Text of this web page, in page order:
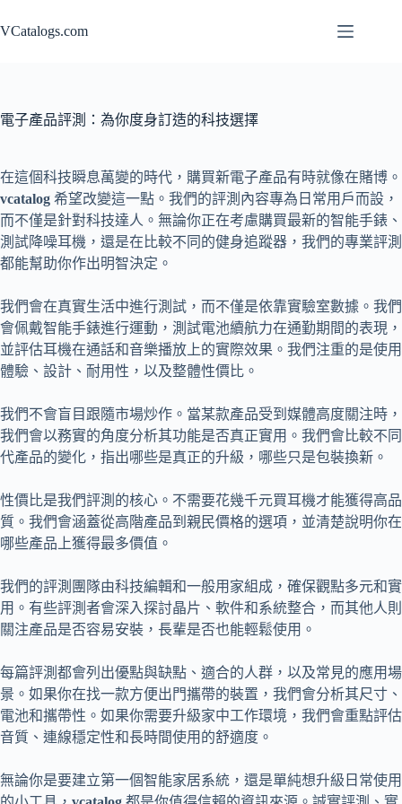
to
content
VCatalogs.com
電子產品評測：為你度身訂造的科技選擇
在這個科技瞬息萬變的時代，購買新電子產品有時就像在賭博。
vcatalog 希望改變這一點。我們的評測內容專為日常用戶而設，
而不僅是針對科技達人。無論你正在考慮購買最新的智能手錶、
測試降噪耳機，還是在比較不同的健身追蹤器，我們的專業評測
都能幫助你作出明智決定。
我們會在真實生活中進行測試，而不僅是依靠實驗室數據。我們
會佩戴智能手錶進行運動，測試電池續航力在通勤期間的表現，
並評估耳機在通話和音樂播放上的實際效果。我們注重的是使用
體驗、設計、耐用性，以及整體性價比。
我們不會盲目跟隨市場炒作。當某款產品受到媒體高度關注時，
我們會以務實的角度分析其功能是否真正實用。我們會比較不同
代產品的變化，指出哪些是真正的升級，哪些只是包裝換新。
性價比是我們評測的核心。不需要花幾千元買耳機才能獲得高品
質。我們會涵蓋從高階產品到親民價格的選項，並清楚說明你在
哪些產品上獲得最多價值。
我們的評測團隊由科技編輯和一般用家組成，確保觀點多元和實
用。有些評測者會深入探討晶片、軟件和系統整合，而其他人則
關注產品是否容易安裝，長輩是否也能輕鬆使用。
每篇評測都會列出優點與缺點、適合的人群，以及常見的應用場
景。如果你在找一款方便出門攜帶的裝置，我們會分析其尺寸、
電池和攜帶性。如果你需要升級家中工作環境，我們會重點評估
音質、連線穩定性和長時間使用的舒適度。
無論你是要建立第一個智能家居系統，還是單純想升級日常使用